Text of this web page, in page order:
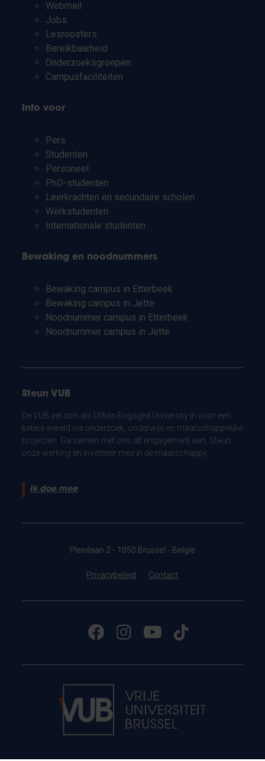
Webmail
Jobs
Lesroosters
Bereikbaarheid
Onderzoeksgroepen
Campusfaciliteiten
Info voor
Pers
Studenten
Personeel
PhD-studenten
Leerkrachten en secundaire scholen
Werkstudenten
Internationale studenten
Bewaking en noodnummers
Bewaking campus in Etterbeek
Bewaking campus in Jette
Noodnummer campus in Etterbeek
Noodnummer campus in Jette
Steun VUB
De VUB zet zich als Urban Engaged University in voor een
betere wereld via onderzoek, onderwijs en maatschappelijke
projecten. Ga samen met ons dit engagement aan. Steun
onze werking en investeer mee in de maatschappij.
Ik doe mee
Pleinlaan 2 - 1050 Brussel - België
Privacybeleid Contact